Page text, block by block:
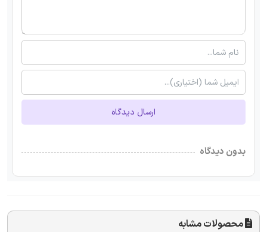
ارسال دیدگاه
بدون دیدگاه
محصولات مشابه